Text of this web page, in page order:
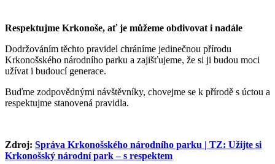
Respektujme Krkonoše, ať je můžeme obdivovat i nadále
Dodržováním těchto pravidel chráníme jedinečnou přírodu
Krkonošského národního parku a zajišťujeme, že si ji budou moci
užívat i budoucí generace.
Buďme zodpovědnými návštěvníky, chovejme se k přírodě s úctou a
respektujme stanovená pravidla.
Zdroj: Správa Krkonošského národního parku | TZ: Užijte si
Krkonošský národní park – s respektem